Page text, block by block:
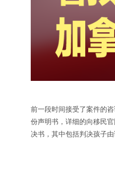
前一段时间接受了案件的
份声明书，详细的向移民
决书，其中包括判决孩子